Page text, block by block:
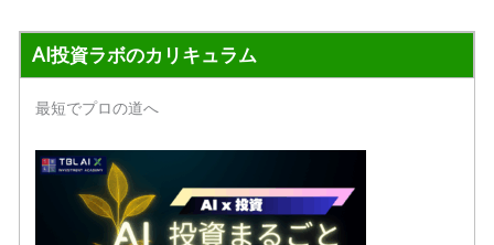
AI投資ラボのカリキュラム
最短でプロの道へ